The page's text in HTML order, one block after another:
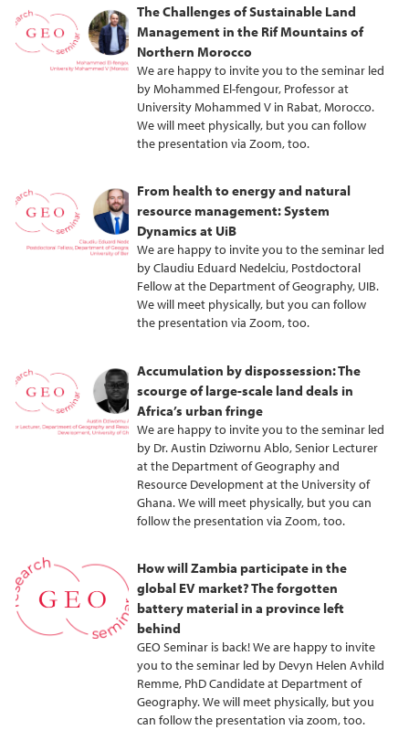
The Challenges of Sustainable Land
Management in the Rif Mountains of
Northern Morocco
We are happy to invite you to the seminar led
by Mohammed El-fengour, Professor at
University Mohammed V in Rabat, Morocco.
We will meet physically, but you can follow
the presentation via Zoom, too.
From health to energy and natural
resource management: System
Dynamics at UiB
We are happy to invite you to the seminar led
by Claudiu Eduard Nedelciu, Postdoctoral
Fellow at the Department of Geography, UIB.
We will meet physically, but you can follow
the presentation via Zoom, too.
Accumulation by dispossession: The
scourge of large-scale land deals in
Africa’s urban fringe
We are happy to invite you to the seminar led
by Dr. Austin Dziwornu Ablo, Senior Lecturer
at the Department of Geography and
Resource Development at the University of
Ghana. We will meet physically, but you can
follow the presentation via Zoom, too.
How will Zambia participate in the
global EV market? The forgotten
battery material in a province left
behind
GEO Seminar is back! We are happy to invite
you to the seminar led by Devyn Helen Avhild
Remme, PhD Candidate at Department of
Geography. We will meet physically, but you
can follow the presentation via zoom, too.